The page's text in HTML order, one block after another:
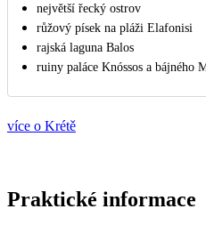
největší řecký ostrov
růžový písek na pláži Elafonisi
rajská laguna Balos
ruiny paláce Knóssos a bájného
více o Krétě
Praktické informace